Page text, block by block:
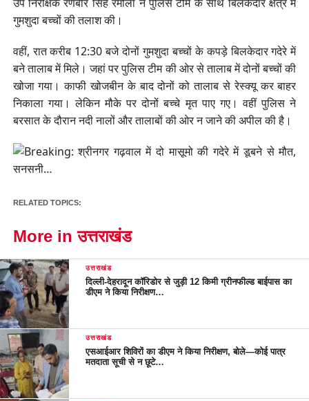
गुमशुदा बच्चों की तलाश की।
वहीं, रात करीब 12:30 बजे दोनों गुमशुदा बच्चों के कपड़े बिलकेदार गदेरे में
बने तालाब में मिले। जहां पर पुलिस टीम की ओर से तालाब में दोनों बच्चों की
खोजा गया। काफी खोजबीन के बाद दोनों को तालाब से रेस्क्यू कर बाहर
निकाला गया। लेकिन मौके पर दोनों बच्चे मृत पाए गए। वहीं पुलिस ने
बरसात के दौरान नदी नालों और तालाबों की ओर न जाने की अपील की है।
RELATED TOPICS:
More in उत्तराखंड
उत्तराखंड
दिल्ली-देहरादून कॉरिडोर से जुड़ी 12 किमी ग्रीनफील्ड बाईपास का
डीएम ने किया निरीक्षण…
उत्तराखंड
एसआईआर शिविरों का डीएम ने किया निरीक्षण, बोले—कोई पात्र
मतदाता सूची से न छूटे…